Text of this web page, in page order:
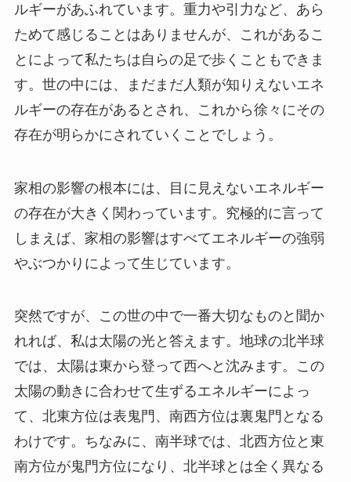
ルギーがあふれています。重力や引力など、あら
ためて感じることはありませんが、これがあるこ
とによって私たちは自らの足で歩くこともできま
す。世の中には、まだまだ人類が知りえないエネ
ルギーの存在があるとされ、これから徐々にその
存在が明らかにされていくことでしょう。
家相の影響の根本には、目に見えないエネルギー
の存在が大きく関わっています。究極的に言って
しまえば、家相の影響はすべてエネルギーの強弱
やぶつかりによって生じています。
突然ですが、この世の中で一番大切なものと聞か
れれば、私は太陽の光と答えます。地球の北半球
では、太陽は東から登って西へと沈みます。この
太陽の動きに合わせて生ずるエネルギーによっ
て、北東方位は表鬼門、南西方位は裏鬼門となる
わけです。ちなみに、南半球では、北西方位と東
南方位が鬼門方位になり、北半球とは全く異なる